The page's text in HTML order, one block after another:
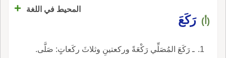
المحيط في اللغة +
(أ) رَكَعَ
ـ رَكَعَ المُصَلِّي رَكْعَةً وركعتينِ وثلاثَ ركَعاتٍ: صَلَّى.